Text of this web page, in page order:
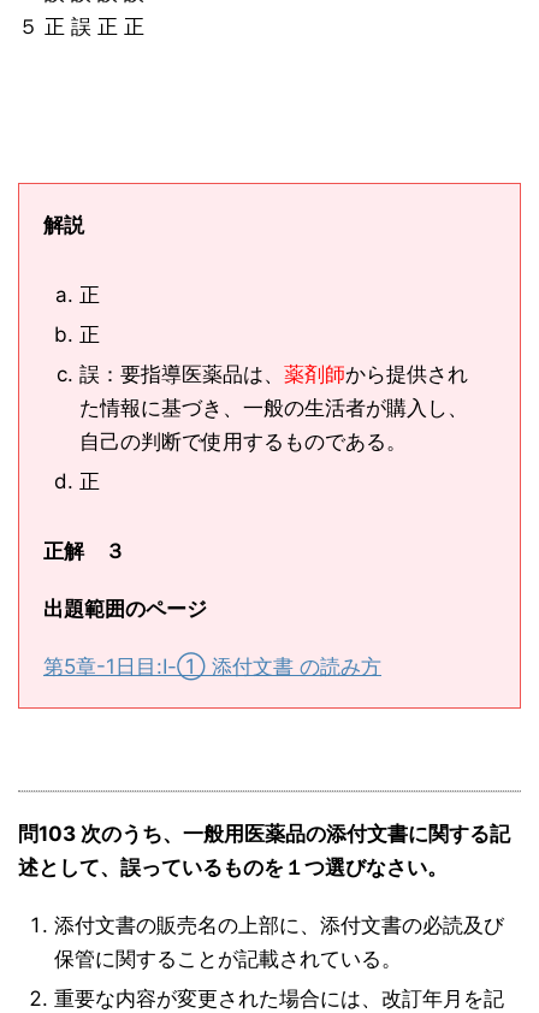
５ 正 誤 正 正
解説
正
正
誤：要指導医薬品は、 薬剤師から提供され
た情報に基づき、一般の生活者が購入し、
自己の判断で使用するものである。
正
正解 ３
出題範囲のページ
第5章-1日目:Ⅰ-① 添付文書 の読み方
問103 次のうち、一般用医薬品の添付文書に関する記
述として、誤っているものを１つ選びなさい。
添付文書の販売名の上部に、添付文書の必読及び
保管に関することが記載されている。
重要な内容が変更された場合には、改訂年月を記